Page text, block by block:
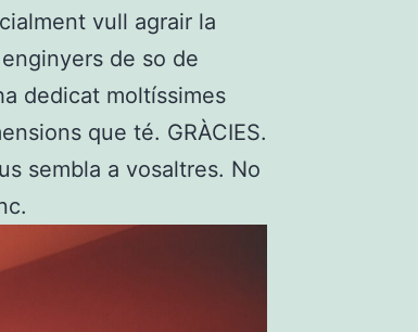
vull agrair la
de so de
dedicat moltíssimes
que té. GRÀCIES.
sembla a vosaltres. No